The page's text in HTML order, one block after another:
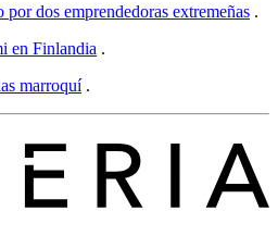
dos emprendedoras extremeñas .
en Finlandia .
marroquí.